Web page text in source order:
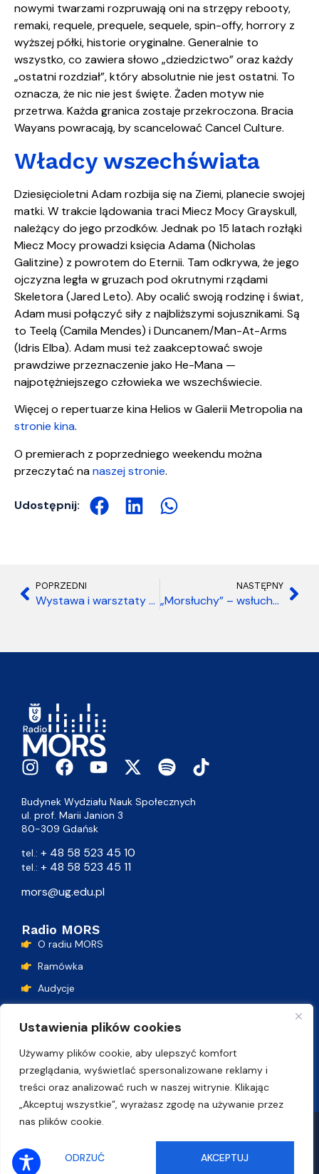
Ustawienia plików cookies
Używamy plików cookie, aby ulepszyć komfort
przeglądania, wyświetlać spersonalizowane reklamy i
treści oraz analizować ruch w naszej witrynie. Klikając
„Akceptuj wszystkie”, wyrażasz zgodę na używanie przez
nas plików cookie.
ODRZUĆ AKCEPTUJ
SŁUCHAJ ONLINE
nowymi twarzami rozpruwają oni na strzępy rebooty,
remaki, requele, prequele, sequele, spin-offy, horrory z
wyższej półki, historie oryginalne. Generalnie to
wszystko, co zawiera słowo „dziedzictwo” oraz każdy
„ostatni rozdział”, który absolutnie nie jest ostatni. To
oznacza, że nic nie jest święte. Żaden motyw nie
przetrwa. Każda granica zostaje przekroczona. Bracia
Wayans powracają, by scancelować Cancel Culture.
Władcy wszechświata
Dziesięcioletni Adam rozbija się na Ziemi, planecie swojej
matki. W trakcie lądowania traci Miecz Mocy Grayskull,
należący do jego przodków. Jednak po 15 latach rozłąki
Miecz Mocy prowadzi księcia Adama (Nicholas
Galitzine) z powrotem do Eternii. Tam odkrywa, że jego
ojczyzna legła w gruzach pod okrutnymi rządami
Skeletora (Jared Leto). Aby ocalić swoją rodzinę i świat,
Adam musi połączyć siły z najbliższymi sojusznikami. Są
to Teelą (Camila Mendes) i Duncanem/Man-At-Arms
(Idris Elba). Adam musi też zaakceptować swoje
prawdziwe przeznaczenie jako He-Mana —
najpotężniejszego człowieka we wszechświecie.
Więcej o repertuarze kina Helios w Galerii Metropolia na
stronie kina.
O premierach z poprzedniego weekendu można
przeczytać nanaszej stronie.
Udostępnij:
POPRZEDNI
Wystawa i warsztaty BioloZiny 2026
NASTĘPNY
„Morsłuchy” – wsłuchaj się w szum morskich fal!
Budynek Wydziału Nauk Społecznych
ul. prof. Marii Janion 3
80-309 Gdańsk
tel.: + 48 58 523 45 10
tel.: + 48 58 523 45 11
mors@ug.edu.pl
Radio MORS
O radiu MORS
Ramówka
Audycje
Lista przebojów
Kontakt